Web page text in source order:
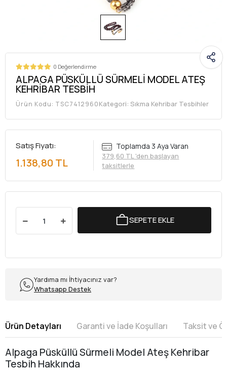
0 Değerlendirme
ALPAGA PÜSKÜLLÜ SÜRMELİ MODEL ATEŞ
KEHRİBAR TESBİH
Ürün Kodu: TSC7412960Kategori: Sıkma Kehribar Tesbihler
Satış Fiyatı:
1.138,80 TL
Toplamda 3 Aya Varan
379,60 TL 'den başlayan
taksitlerle
SEPETE EKLE
Yardıma mı İhtiyacınız var?
Whatsapp Destek
Ürün Detayları Garanti ve İade Koşulları Taksit ve
Alpaga Püsküllü Sürmeli Model Ateş Kehribar
Tesbih Hakkında